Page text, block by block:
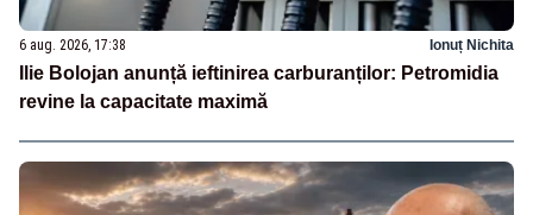
6 aug. 2026, 17:38 Ionuț Nichita
Ilie Bolojan anunță ieftinirea carburanților: Petromidia
revine la capacitate maximă